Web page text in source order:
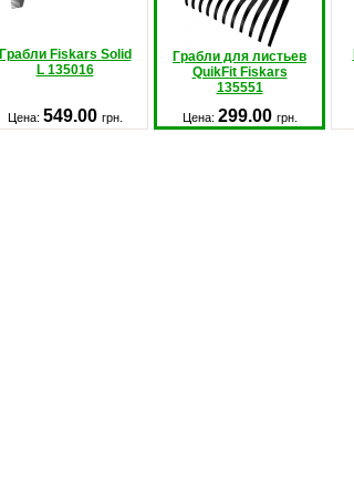
Грабли Fiskars Solid
L 135016
Грабли для листьев
QuikFit Fiskars
135551
Цена: 549.00 грн. Цена: 299.00 грн.